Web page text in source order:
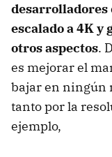
desarrolladores
escalado a 4K y
otros aspectos.
es mejorar el
bajar en ningún
tanto por la
ejemplo,